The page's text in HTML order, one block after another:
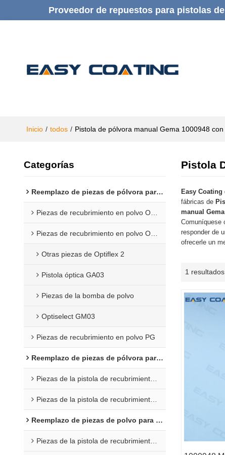
Proveedor de repuestos para pistolas
Inicio / todos / Pistola de pólvora manual Gema 1000948
Categorías
Reemplazo de piezas de pólvora para Gema
Piezas de recubrimiento en polvo Opti 1F
Piezas de recubrimiento en polvo Opti 2F
Otras piezas de Optiflex 2
Pistola óptica GA03
Piezas de la bomba de polvo
Optiselect GM03
Piezas de recubrimiento en polvo PG
Reemplazo de piezas de pólvora para Wagner
Piezas de la pistola de recubrimiento C4
Piezas de la pistola de recubrimiento en polvo X1
Reemplazo de piezas de polvo para Nordson
Piezas de la pistola de recubrimiento en polvo Encore
Pistola
Easy Coating
fábricas de
manual
Comuníquese
responder de
ofrecerle un
1 resultados